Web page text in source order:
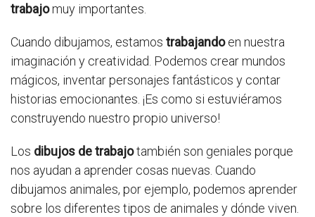
trabajomuy importantes.
Cuando dibujamos, estamos trabajandoen nuestra
imaginación y creatividad. Podemos crear mundos
mágicos, inventar personajes fantásticos y contar
historias emocionantes. ¡Es como si estuviéramos
construyendo nuestro propio universo!
Los dibujos de trabajotambién son geniales porque
nos ayudan a aprender cosas nuevas. Cuando
dibujamos animales, por ejemplo, podemos aprender
sobre los diferentes tipos de animales y dónde viven.